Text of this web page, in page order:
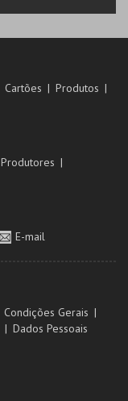
Cartões
Produtos
Produtores
E-mail
Condições Gerais
Dados Pessoais